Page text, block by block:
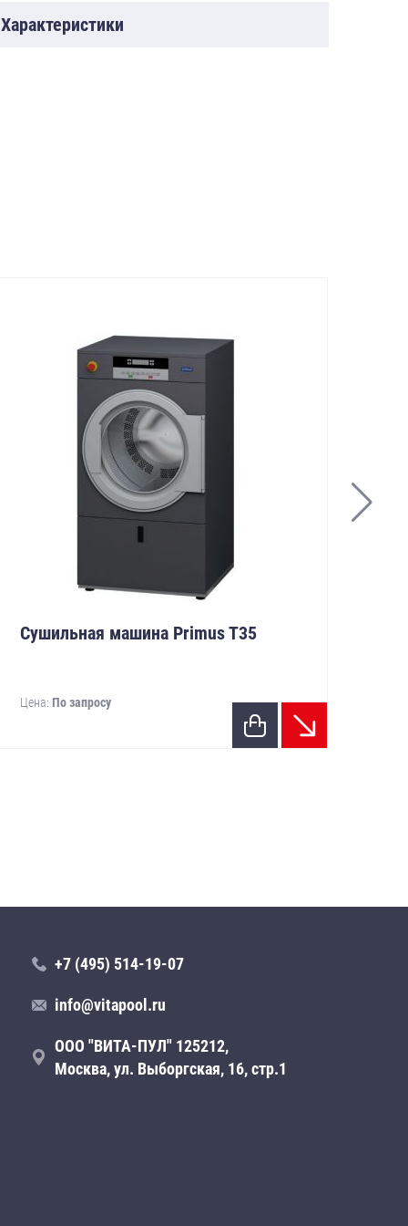
Характеристики
Сушильная машина Primus T35
Цена: По запросу
+7 (495) 514-19-07
info@vitapool.ru
ООО "ВИТА-ПУЛ" 125212,
Москва, ул. Выборгская, 16, стр.1